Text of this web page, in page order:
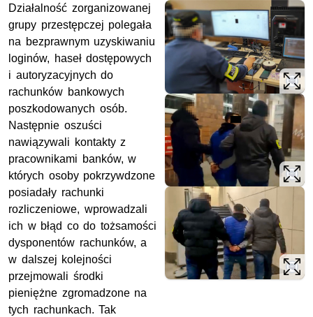
Działalność zorganizowanej
grupy przestępczej polegała
na bezprawnym uzyskiwaniu
loginów, haseł dostępowych
i autoryzacyjnych do
rachunków bankowych
poszkodowanych osób.
Następnie oszuści
nawiązywali kontakty z
pracownikami banków, w
których osoby pokrzywdzone
posiadały rachunki
rozliczeniowe, wprowadzali
ich w błąd co do tożsamości
dysponentów rachunków, a
w dalszej kolejności
przejmowali środki
pieniężne zgromadzone na
tych rachunkach. Tak